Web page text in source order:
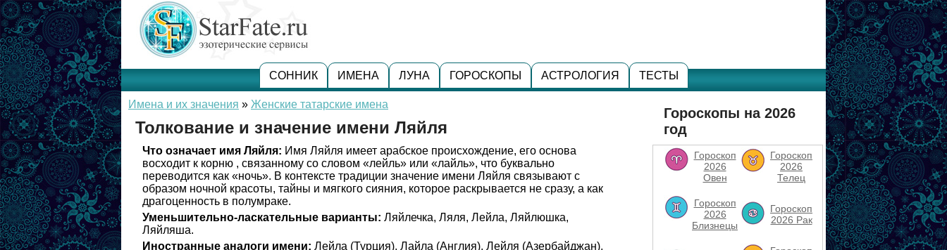
СОННИК ИМЕНА ЛУНА ГОРОСКОПЫ АСТРОЛОГИЯ ТЕСТЫ
Имена и их значения » Женские татарские имена
Толкование и значение имени Ляйля
Что означает имя Ляйля: Имя Ляйля имеет арабское происхождение, его основа
восходит к корню , связанному со словом «лейль» или «лайль», что буквально
переводится как «ночь». В контексте традиции значение имени Ляйля связывают с
образом ночной красоты, тайны и мягкого сияния, которое раскрывается не сразу, а как
драгоценность в полумраке.
Уменьшительно-ласкательные варианты: Ляйлечка, Ляля, Лейла, Ляйлюшка,
Ляйляша.
Иностранные аналоги имени: Лейла (Турция), Лайла (Англия), Лейля (Азербайджан),
Гороскопы на 2026
год
Гороскоп
2026
Овен
Гороскоп
2026
Телец
Гороскоп
2026
Близнецы
Гороскоп
2026 Рак